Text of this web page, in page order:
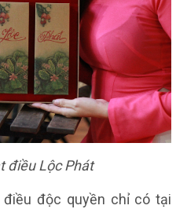
điều Lộc Phát
điều độc quyền chỉ có tại